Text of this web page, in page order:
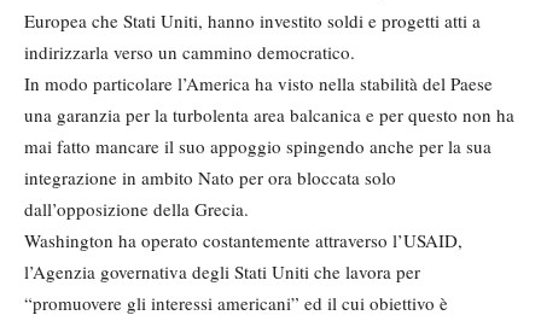
Europea che Stati Uniti, hanno investito soldi e progetti atti a
indirizzarla verso un cammino democratico.
In modo particolare l’America ha visto nella stabilità del Paese
una garanzia per la turbolenta area balcanica e per questo non ha
mai fatto mancare il suo appoggio spingendo anche per la sua
integrazione in ambito Nato per ora bloccata solo
dall’opposizione della Grecia.
Washington ha operato costantemente attraverso l’USAID,
l’Agenzia governativa degli Stati Uniti che lavora per
“promuovere gli interessi americani” ed il cui obiettivo è